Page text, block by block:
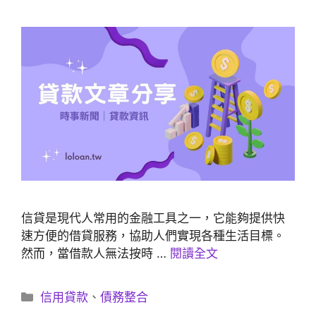
信貸是現代人常用的金融工具之一，它能夠提供快
速方便的借貸服務，協助人們實現各種生活目標。
然而，當借款人無法按時 … 閱讀全文
分
信用貸款 、債務整合